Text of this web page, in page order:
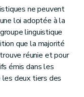
FEDERAL
ne peuvent
loi adoptée à la
linguistique
que la majorité
réunie et pour
émis dans les
deux tiers des